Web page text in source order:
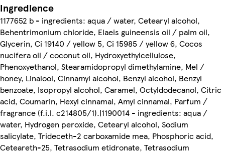
Ingredience
1177652 b - ingredients: aqua / water, Cetearyl alcohol,
Behentrimonium chloride, Elaeis guineensis oil / palm oil,
Glycerin, Ci 19140 / yellow 5, Ci 15985 / yellow 6, Cocos
nucifera oil / coconut oil, Hydroxyethylcellulose,
Phenoxyethanol, Stearamidopropyl dimethylamine, Mel /
honey, Linalool, Cinnamyl alcohol, Benzyl alcohol, Benzyl
benzoate, Isopropyl alcohol, Caramel, Octyldodecanol, Citric
acid, Coumarin, Hexyl cinnamal, Amyl cinnamal, Parfum /
fragrance (f.i.l. c214805/1).|1190014 - ingredients: aqua /
water, Hydrogen peroxide, Cetearyl alcohol, Sodium
salicylate, Trideceth-2 carboxamide mea, Phosphoric acid,
Ceteareth-25, Tetrasodium etidronate, Tetrasodium